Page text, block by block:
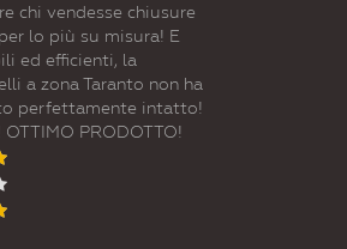
chi vendesse chiusure
lo più su misura! E
ed efficienti, la
a zona Taranto non ha
perfettamente intatto!
PRODOTTO!